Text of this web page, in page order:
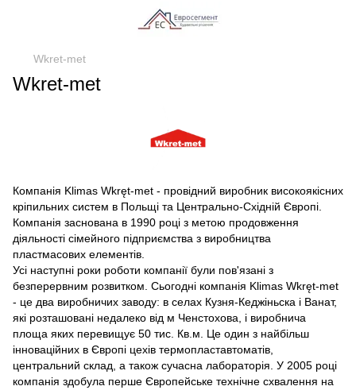
Wkret-met
Wkret-met
Компанія Klimas Wkręt-met - провідний виробник високоякісних
кріпильних систем в Польщі та Центрально-Східній Європі.
Компанія заснована в 1990 році з метою продовження
діяльності сімейного підприємства з виробництва
пластмасових елементів.
Усі наступні роки роботи компанії були пов'язані з
безперервним розвитком. Сьогодні компанія Klimas Wkręt-met
- це два виробничих заводу: в селах Кузня-Кеджіньска і Ванат,
які розташовані недалеко від м Ченстохова, і виробнича
площа яких перевищує 50 тис. Кв.м. Це один з найбільш
інноваційних в Європі цехів термопластавтоматів,
центральний склад, а також сучасна лабораторія. У 2005 році
компанія здобула перше Європейське технічне схвалення на